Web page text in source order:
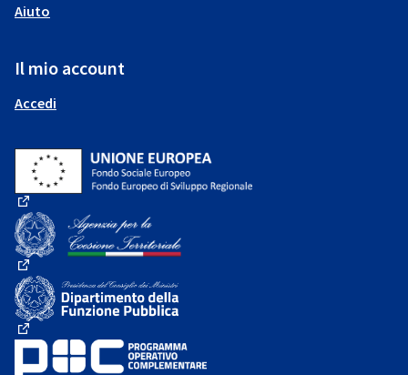
Aiuto
Il mio account
Accedi
(Collegamento esterno)
(Collegamento esterno)
(Collegamento esterno)